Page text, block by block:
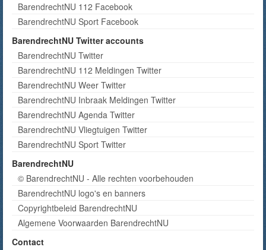
BarendrechtNU 112 Facebook
BarendrechtNU Sport Facebook
BarendrechtNU Twitter accounts
BarendrechtNU Twitter
BarendrechtNU 112 Meldingen Twitter
BarendrechtNU Weer Twitter
BarendrechtNU Inbraak Meldingen Twitter
BarendrechtNU Agenda Twitter
BarendrechtNU Vliegtuigen Twitter
BarendrechtNU Sport Twitter
BarendrechtNU
© BarendrechtNU - Alle rechten voorbehouden
BarendrechtNU logo's en banners
Copyrightbeleid BarendrechtNU
Algemene Voorwaarden BarendrechtNU
Contact